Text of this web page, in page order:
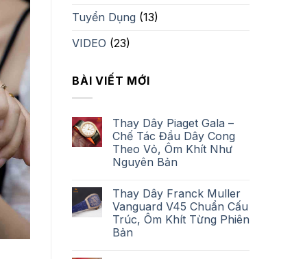
Tuyển Dụng (13)
VIDEO (23)
BÀI VIẾT MỚI
Thay Dây Piaget Gala –
Chế Tác Đầu Dây Cong
Theo Vỏ, Ôm Khít Như
Nguyên Bản
Thay Dây Franck Muller
Vanguard V45 Chuẩn Cấu
Trúc, Ôm Khít Từng Phiên
Bản